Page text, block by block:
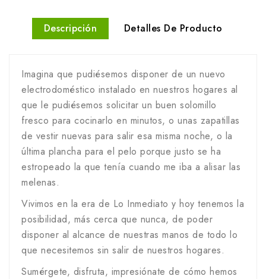
Descripción Detalles De Producto
Imagina que pudiésemos disponer de un nuevo
electrodoméstico instalado en nuestros hogares al
que le pudiésemos solicitar un buen solomillo
fresco para cocinarlo en minutos, o unas zapatillas
de vestir nuevas para salir esa misma noche, o la
última plancha para el pelo porque justo se ha
estropeado la que tenía cuando me iba a alisar las
melenas.
Vivimos en la era de Lo Inmediato y hoy tenemos la
posibilidad, más cerca que nunca, de poder
disponer al alcance de nuestras manos de todo lo
que necesitemos sin salir de nuestros hogares.
Sumérgete, disfruta, impresiónate de cómo hemos